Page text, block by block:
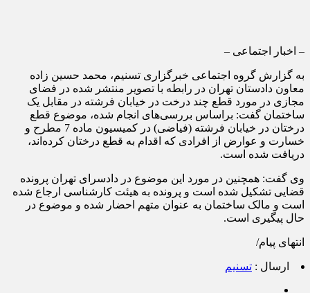
– اخبار اجتماعی –
به گزارش گروه اجتماعی خبرگزاری تسنیم، محمد حسین زاده
معاون دادستان تهران در رابطه با تصویر منتشر شده در فضای
مجازی در مورد قطع چند درخت در خیابان فرشته در مقابل یک
ساختمان گفت: براساس بررسی‌های انجام شده، موضوع قطع
درختان در خیابان فرشته (فیاضی) در کمیسیون ماده 7 مطرح و
خسارت و عوارض از افرادی که اقدام به قطع درختان کرده‌اند،
دریافت شده است.
وی گفت: همچنین در مورد این موضوع در دادسرای تهران پرونده
قضایی تشکیل شده است و پرونده به هیئت کارشناسی ارجاع شده
است و مالک ساختمان به عنوان متهم احضار شده و موضوع در
حال پیگیری است.
انتهای پیام/
ارسال : تسنیم